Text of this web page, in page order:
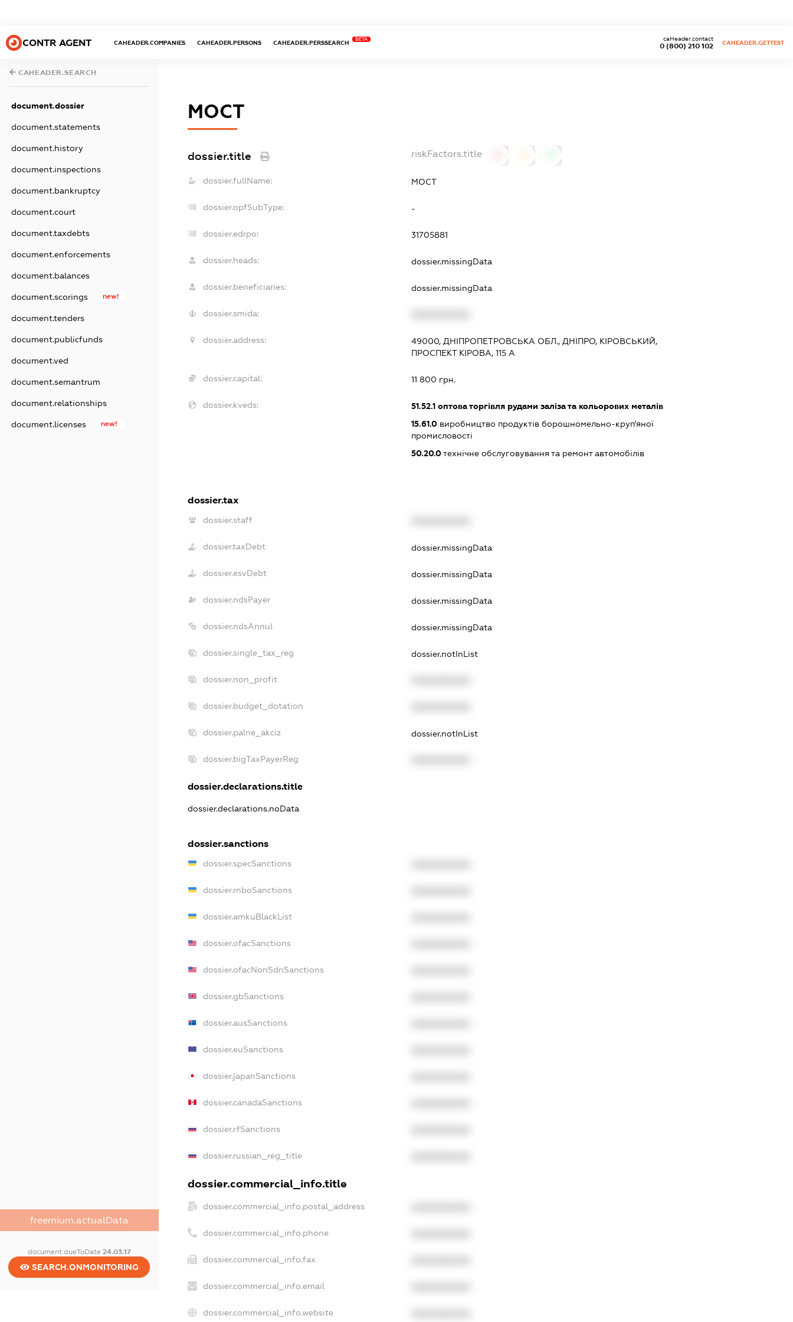
CONTR AGENT CAHEADER.COMPANIES CAHEADER.PERSONS CAHEADER.PERSSEARCH
BETA
0 (800) 210 102
caHeader.contact
CAHEADER.GETTEST
CAHEADER.SEARCH
document.dossier
document.statements
document.history
document.inspections
document.bankruptcy
document.court
document.taxdebts
document.enforcements
document.balances
document.scorings new!
document.tenders
document.publicfunds
document.ved
document.semantrum
document.relationships
document.licenses new!
freemium.actualData
document.dueToDate 24.03.17
SEARCH.ONMONITORING
МОСТ
dossier.title riskFactors.title
dossier.fullName: МОСТ
dossier.opfSubType: -
dossier.edrpo: 31705881
dossier.heads: dossier.missingData
dossier.beneficiaries: dossier.missingData
dossier.smida:
dossier.address:
49000, ДНІПРОПЕТРОВСЬКА ОБЛ., ДНІПРО, КІРОВСЬКИЙ,
ПРОСПЕКТ КІРОВА, 115 А
dossier.capital: 11 800 грн.
dossier.kveds: 51.52.1 оптова торгівля рудами заліза та кольорових металів
15.61.0 виробництво продуктів борошномельно-круп'яної
промисловості
50.20.0технічне обслуговування та ремонт автомобілів
dossier.tax
dossier.staff
dossier.taxDebt dossier.missingData
dossier.esvDebt dossier.missingData
dossier.ndsPayer dossier.missingData
dossier.ndsAnnul dossier.missingData
dossier.single_tax_reg dossier.notInList
dossier.non_profit
dossier.budget_dotation
dossier.palne_akciz dossier.notInList
dossier.bigTaxPayerReg
dossier.declarations.title
dossier.declarations.noData
dossier.sanctions
dossier.specSanctions
dossier.rnboSanctions
dossier.amkuBlackList
dossier.ofacSanctions
dossier.ofacNonSdnSanctions
dossier.gbSanctions
dossier.ausSanctions
dossier.euSanctions
dossier.japanSanctions
dossier.canadaSanctions
dossier.rfSanctions
dossier.russian_reg_title
dossier.commercial_info.title
dossier.commercial_info.postal_address
dossier.commercial_info.phone
dossier.commercial_info.fax
dossier.commercial_info.email
dossier.commercial_info.website